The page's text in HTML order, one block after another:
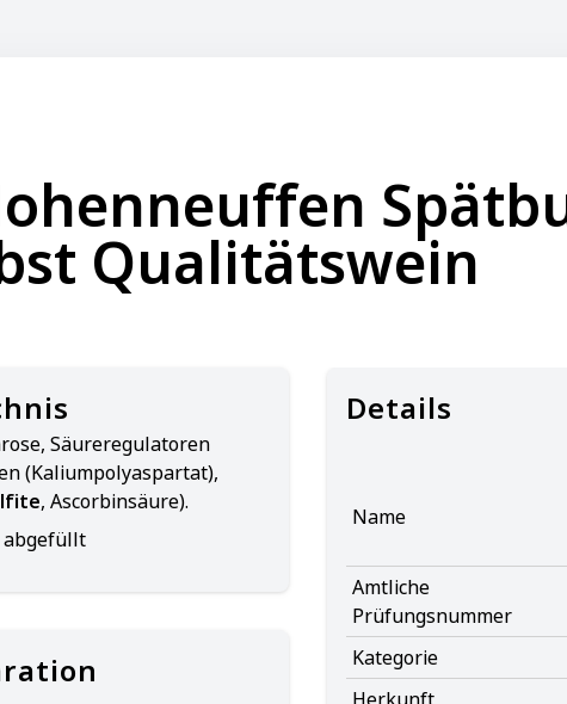
Qualitätswein
Säureregulatoren
(Kaliumpolyaspartat),
, Ascorbinsäure).
abgefüllt
Details
Name
Amtliche
Prüfungsnummer
Kategorie